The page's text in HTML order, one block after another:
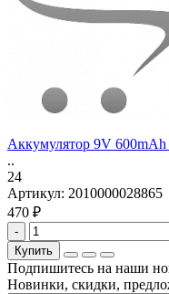
Аккумулятор 9V
..
24
Артикул: 2010000028865
470 ₽
-
Купить
Подпишитесь на наши
Новинки, скидки,